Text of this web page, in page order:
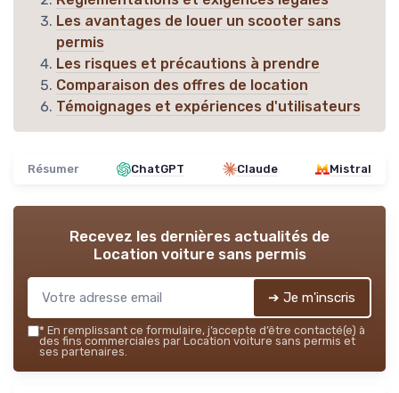
Les avantages de louer un scooter sans
permis
Les risques et précautions à prendre
Comparaison des offres de location
Témoignages et expériences d'utilisateurs
Résumer ChatGPT Claude Mistral
Recevez les dernières actualités de
Location voiture sans permis
➔ Je m'inscris
* En remplissant ce formulaire, j’accepte d’être contacté(e) à
des fins commerciales par Location voiture sans permis et
ses partenaires.